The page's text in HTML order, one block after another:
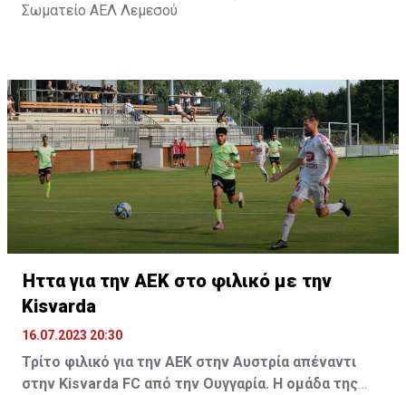
Σωματείο ΑΕΛ Λεμεσού
Ήττα για την ΑΕΚ στο φιλικό με την
Kisvarda
16.07.2023 20:30
Τρίτο φιλικό για την ΑΕΚ στην Αυστρία απέναντι
στην Kisvarda FC από την Ουγγαρία. Η ομάδα της